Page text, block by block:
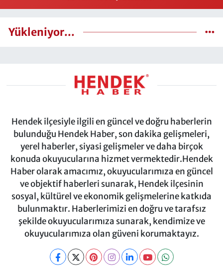
Yükleniyor...
Hendek ilçesiyle ilgili en güncel ve doğru haberlerin
bulunduğu Hendek Haber, son dakika gelişmeleri,
yerel haberler, siyasi gelişmeler ve daha birçok
konuda okuyucularına hizmet vermektedir.Hendek
Haber olarak amacımız, okuyucularımıza en güncel
ve objektif haberleri sunarak, Hendek ilçesinin
sosyal, kültürel ve ekonomik gelişmelerine katkıda
bulunmaktır. Haberlerimizi en doğru ve tarafsız
şekilde okuyucularımıza sunarak, kendimize ve
okuyucularımıza olan güveni korumaktayız.